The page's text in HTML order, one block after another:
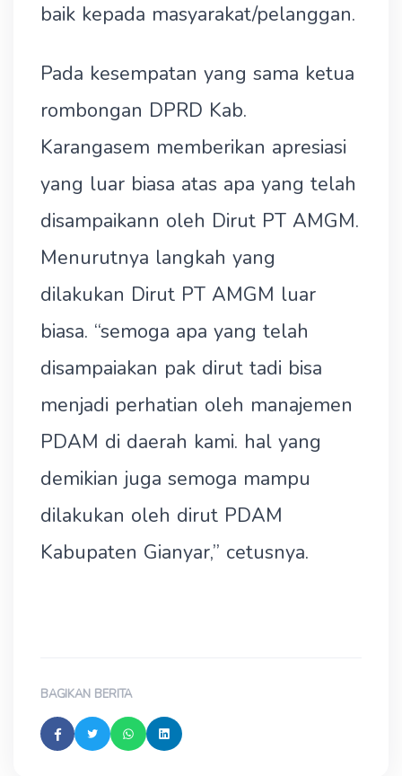
baik kepada masyarakat/pelanggan.
Pada kesempatan yang sama ketua
rombongan DPRD Kab.
Karangasem memberikan apresiasi
yang luar biasa atas apa yang telah
disampaikann oleh Dirut PT AMGM.
Menurutnya langkah yang
dilakukan Dirut PT AMGM luar
biasa. “semoga apa yang telah
disampaiakan pak dirut tadi bisa
menjadi perhatian oleh manajemen
PDAM di daerah kami. hal yang
demikian juga semoga mampu
dilakukan oleh dirut PDAM
Kabupaten Gianyar,” cetusnya.
BAGIKAN BERITA